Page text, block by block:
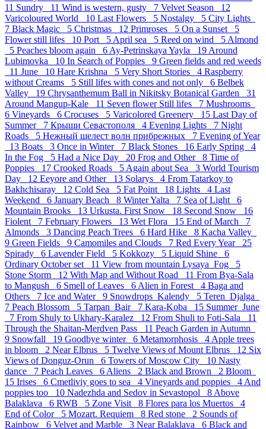
11 Sundry 11 Wind is western, gusty 7 Velvet Season 12
Varicoloured World 10 Last Flowers 5 Nostalgy 5 City Lights
7 Black Magic 5 Christmas 12 Primroses 5 On a Sunset 5
Flower still lifes 10 Port 5 April sea 5 Reed on wind 5 Almond
5 Peaches bloom again 6 Ay-Petrinskaya Yayla 19 Around
Lubimovka 10 In Search of Poppies 9 Green fields and red weeds
11 June 10 Hare Krishna 5 Very Short Stories 4 Raspberry
without Creams 5 Still lifes with cones and not only 6 Belbek
Valley 19 Chrysanthemum Ball in Nikitsky Botanical Garden 31
Around Mangup-Kale 11 Seven flower Still lifes 7 Mushrooms
6 Vineyards 6 Crocuses 5 Varicolored Greenery 15 Last Day of
Summer 7 Крыши Севастополя 4 Evening Lights 7 Night
Roads 5 Нежный шелест волн прибрежных 7 Evening of Year
13 Boats 3 Once in Winter 7 Black Stones 16 Early Spring 4
In the Fog 5 Had a Nice Day 20 Frog and Other 8 Time of
Poppies 17 Crooked Roads 5 Again about Sea 3 World Tourism
Day 12 Eeyore and Other 13 Solarys 4 From Tatarkoy to
Bakhchisaray 12 Cold Sea 5 Fat Point 18 Lights 4 Last
Weekend 6 January Beach 8 Winter Yalta 7 Sea of Light 6
Mountain Brooks 13 Urkusta. First Snow 18 Second Snow 16
Fiolent 7 February Flowers 13 Wet Flora 15 End of March 7
Almonds 3 Dancing Peach Trees 6 Hard Hike 8 Kacha Valley
9 Green Fields 9 Camomiles and Clouds 7 Red Every Year 25
Spirady 6 Lavender Field 5 Kokkozy 5 Liquid Shine 6
Ordinary October set 11 View from mountain Lysaya_Fog 5
Stone Storm 12 With Map and Without Road 11 From Bya-Sala
to Mangush 6 Smell of Leaves 6 Alien in Forest 4 Baga and
Others 7 Ice and Water 9 Snowdrops_Kalendy 5 Teren_Djalga
7 Peach Blossom 5 Tarpan_Bair 7 Kara-Koba 15 Summer_June
7 From Shuly to Ukhary-Karalez 12 From Shuli to Foti-Sala 11
Through the Shaitan-Merdven Pass 11 Peach Garden in Autumn
9 Snowfall 19 Goodbye winter 6 Metamorphosis 4 Apple trees
in bloom 2 Near Elbrus 5 Twelve Views of Mount Elbrus 12 Six
Views of Donguz-Orun 6 Towers of Moscow City 10 Nasty
dance 7 Peach Leaves 6 Aliens 2 Black and Brown 2 Bloom
15 Irises 6 Cmetliviy goes to sea 4 Vineyards and poppies 4 And
poppies too 10 Nadezhda and Sedov in Sevastopol 8 Above
Balaklava 6 RWB 5 Zone Visit 8 Flores para los Muertos 4
End of Color 5 Mozart. Requiem 8 Red stone 2 Sounds of
Rainbow 6 Velvet and Marble 3 Near Balaklava 6 Black and